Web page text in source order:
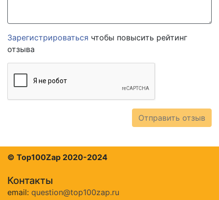
Зарегистрироваться чтобы повысить рейтинг
отзыва
Отправить отзыв
© Top100Zap 2020-2024
Контакты
email: question@top100zap.ru